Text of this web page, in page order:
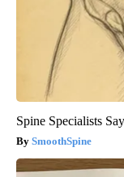
Spine Specialists
SmoothSpine